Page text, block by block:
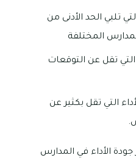
تلبي الحد الأدنى من
المختلفة
تقل عن التوقعات
التي تقل بكثير عن
الأداء في المدارس